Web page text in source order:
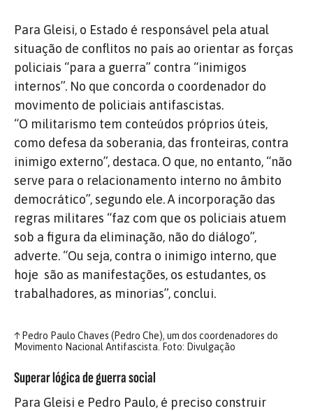
Para Gleisi, o Estado é responsável pela atual
situação de conflitos no país ao orientar as forças
policiais “para a guerra” contra “inimigos
internos”. No que concorda o coordenador do
movimento de policiais antifascistas.
“O militarismo tem conteúdos próprios úteis,
como defesa da soberania, das fronteiras, contra
inimigo externo”, destaca. O que, no entanto, “não
serve para o relacionamento interno no âmbito
democrático”, segundo ele. A incorporação das
regras militares “faz com que os policiais atuem
sob a figura da eliminação, não do diálogo”,
adverte. “Ou seja, contra o inimigo interno, que
hoje são as manifestações, os estudantes, os
trabalhadores, as minorias”, conclui.
↑Pedro Paulo Chaves (Pedro Che), um dos coordenadores do
Movimento Nacional Antifascista. Foto: Divulgação
Superar lógica de guerra social
Para Gleisi e Pedro Paulo, é preciso construir